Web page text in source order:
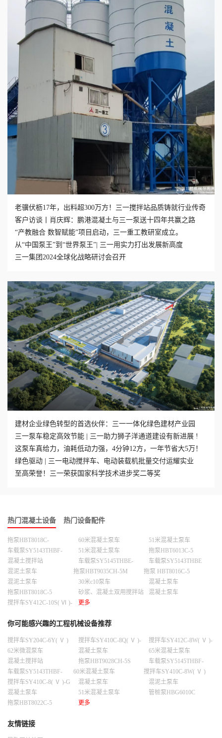
老骥伏枥17年，出料超300万方！三一搅拌站品质铸就行业传奇
客户访谈丨肖庆辉：鹏港混凝土与三一泵送十四年共赢之路
“产教融合 数智赋能”项目启动，三一重工教研室成立。
从“中国泵王”到“世界泵王”| 三一用实力打出发展新高度
三一集团2024全球化战略研讨会召开
建材企业绿色转型的首选伙伴：三一一体化绿色建材产业园
三一泵车稳定高效节能 | 三一助力狮子洋通道建设有新进展 !
这泵车真给力，油耗低动力强，4分钟12方，一年节省大5万！
绿色驱动 | 三一电动搅拌车、电动装载机批量交付运耀实业
至高荣誉！三一荣获国家科学技术进步奖二等奖
热门混凝土设备 热门设备配件
拖泵HBT8018C-
5S（T3）
60米混凝土泵车
51米混凝土泵车
车载泵SY5143THBF-
10023C -10S
51米混凝土泵车
拖泵HBT6013C-5
混凝土搅拌站
HZS180F8F8
车载泵SY5145THBE-
10023C-10S
车载泵SY5143THBE
-10023C-10S
混泥土泵车 拖泵HBT9035CH-5M
拖泵 HBT8016C-5
混泥土泵车
30米c10泵车
混凝土泵车
拖泵HBT8018C-5
砂浆、混凝土双用搅拌站
SZS2000LX
混凝土泵车
搅拌车SY412C-10S( Ⅵ )-
更多
你可能感兴趣的工程机械设备推荐
搅拌车SY204C-6Y( Ⅴ )
搅拌车SY410C-8Q( Ⅴ )-
L
搅拌车SY412C-8W( Ⅴ )-
D
62米微混泵车 混凝土泵车
65米混凝土泵车
混凝土搅拌站
HZS240C8DC8D
拖泵HBT9028CH-5S
车载泵SY5145THBF-
10023C -10S
车载泵SY5143THBF-
10023C -10S
60米混凝土泵车
搅拌车SY410C-8W( Ⅴ )
搅拌车SY410C-8( Ⅴ )-G
混凝土泵车
混泥土泵车
混凝土泵车
51米混凝土泵车
管桩泵HBG6010C
拖泵HBT8022C-5
更多
友情链接